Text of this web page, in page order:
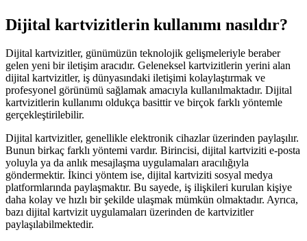
Dijital kartvizitlerin kullanımı nasıldır?
Dijital kartvizitler, günümüzün teknolojik gelişmeleriyle beraber
gelen yeni bir iletişim aracıdır. Geleneksel kartvizitlerin yerini alan
dijital kartvizitler, iş dünyasındaki iletişimi kolaylaştırmak ve
profesyonel görünümü sağlamak amacıyla kullanılmaktadır. Dijital
kartvizitlerin kullanımı oldukça basittir ve birçok farklı yöntemle
gerçekleştirilebilir.
Dijital kartvizitler, genellikle elektronik cihazlar üzerinden paylaşılır.
Bunun birkaç farklı yöntemi vardır. Birincisi, dijital kartviziti e-posta
yoluyla ya da anlık mesajlaşma uygulamaları aracılığıyla
göndermektir. İkinci yöntem ise, dijital kartviziti sosyal medya
platformlarında paylaşmaktır. Bu sayede, iş ilişkileri kurulan kişiye
daha kolay ve hızlı bir şekilde ulaşmak mümkün olmaktadır. Ayrıca,
bazı dijital kartvizit uygulamaları üzerinden de kartvizitler
paylaşılabilmektedir.